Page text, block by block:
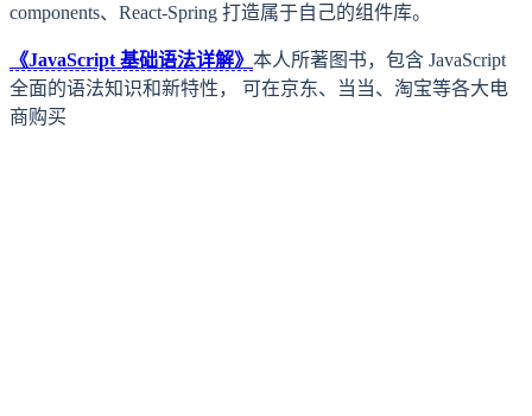
components、React-Spring 打造属于自己的组件库。
《JavaScript 基础语法详解》 本人所著图书，包含 JavaScript
全面的语法知识和新特性， 可在京东、当当、淘宝等各大电
商购买